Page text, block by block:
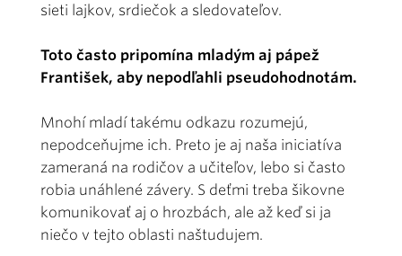
sieti lajkov, srdiečok a sledovateľov.
Toto často pripomína mladým aj pápež
František, aby nepodľahli pseudohodnotám.
Mnohí mladí takému odkazu rozumejú,
nepodceňujme ich. Preto je aj naša iniciatíva
zameraná na rodičov a učiteľov, lebo si často
robia unáhlené závery. S deťmi treba šikovne
komunikovať aj o hrozbách, ale až keď si ja
niečo v tejto oblasti naštudujem.